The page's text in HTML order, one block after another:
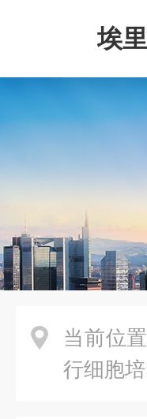
埃
公司
当前位置
行细胞